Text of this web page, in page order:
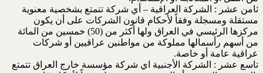
ثامن عشر : الشركة العراقية – أي شركة تتمتع بشخصية معنوية
مستقلة ومسجلة وفقاً لأحكام قانون الشركات على أن يكون
مركزها الرئيسي في العراق ولها أكثر من (50) خمسين من المائة
من أسهم رأسمالها مملوكة من مواطنين عراقيين أو شركات
عراقية عامة أو خاصة.
تاسع عشر : الشركة الأجنبية اي شركة مؤسسة خارج العراق تتمتع